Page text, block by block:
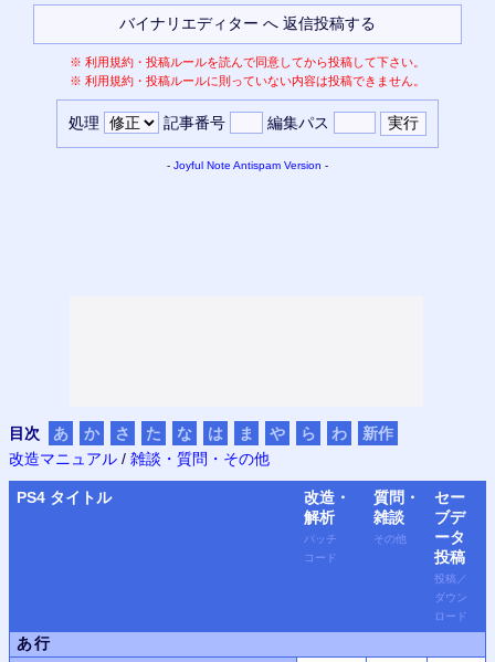
※ 利用規約・投稿ルールを読んで同意してから投稿して下さい。
※ 利用規約・投稿ルールに則っていない内容は投稿できません。
処理 記事番号 編集パス
- Joyful Note Antispam Version -
目次 あ か さ た な は ま や ら わ
新作
改造マニュアル / 雑談・質問・その他
PS4 タイトル
改造・
解析
パッチ
コード
質問・
雑談
その他
セー
ブデ
ータ
投稿
投稿 ／
ダウン
ロード
あ行